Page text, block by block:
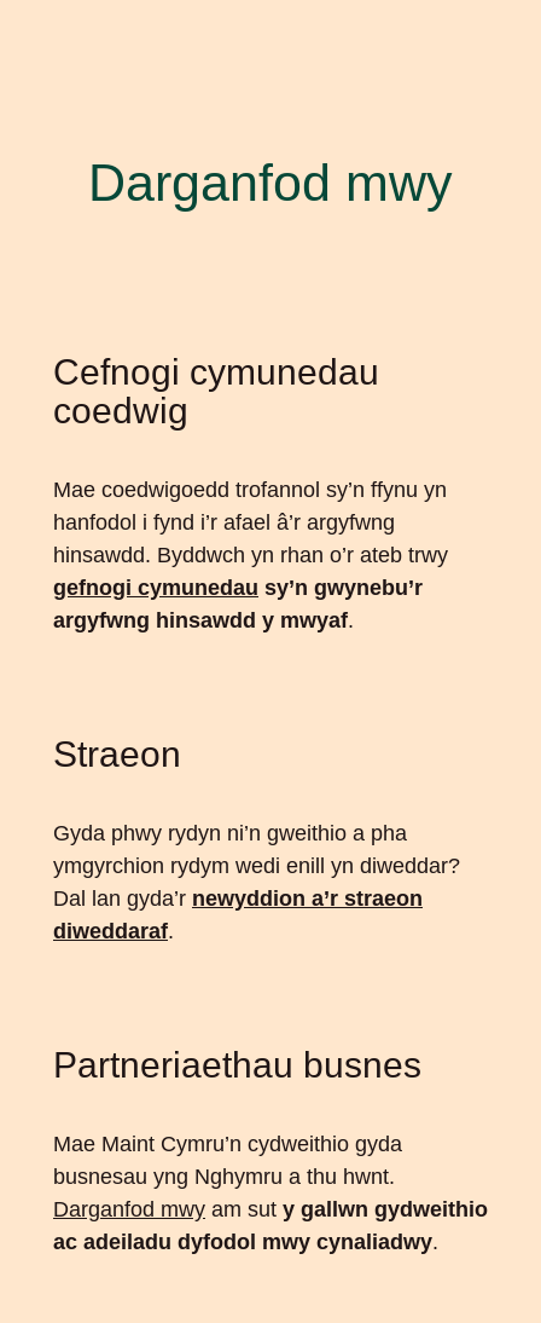
Darganfod mwy
Cefnogi cymunedau
coedwig
Mae coedwigoedd trofannol sy’n ffynu yn
hanfodol i fynd i’r afael â’r argyfwng
hinsawdd. Byddwch yn rhan o’r ateb trwy
gefnogi cymunedau sy’n gwynebu’r
argyfwng hinsawdd y mwyaf.
Straeon
Gyda phwy rydyn ni’n gweithio a pha
ymgyrchion rydym wedi enill yn diweddar?
Dal lan gyda’r newyddion a’r straeon
diweddaraf.
Partneriaethau busnes
Mae Maint Cymru’n cydweithio gyda
busnesau yng Nghymru a thu hwnt.
Darganfod mwy am sut y gallwn gydweithio
ac adeiladu dyfodol mwy cynaliadwy.